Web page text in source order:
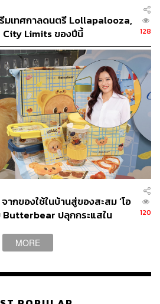
มเทศกาลดนตรี Lollapalooza,
Limits ของปีนี้
128
ากของใช้ในบ้านสู่ของสะสม ‘โอ
Butterbear ปลุกกระแสใน
120
MORE